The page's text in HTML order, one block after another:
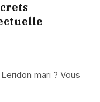
mari ? Vous